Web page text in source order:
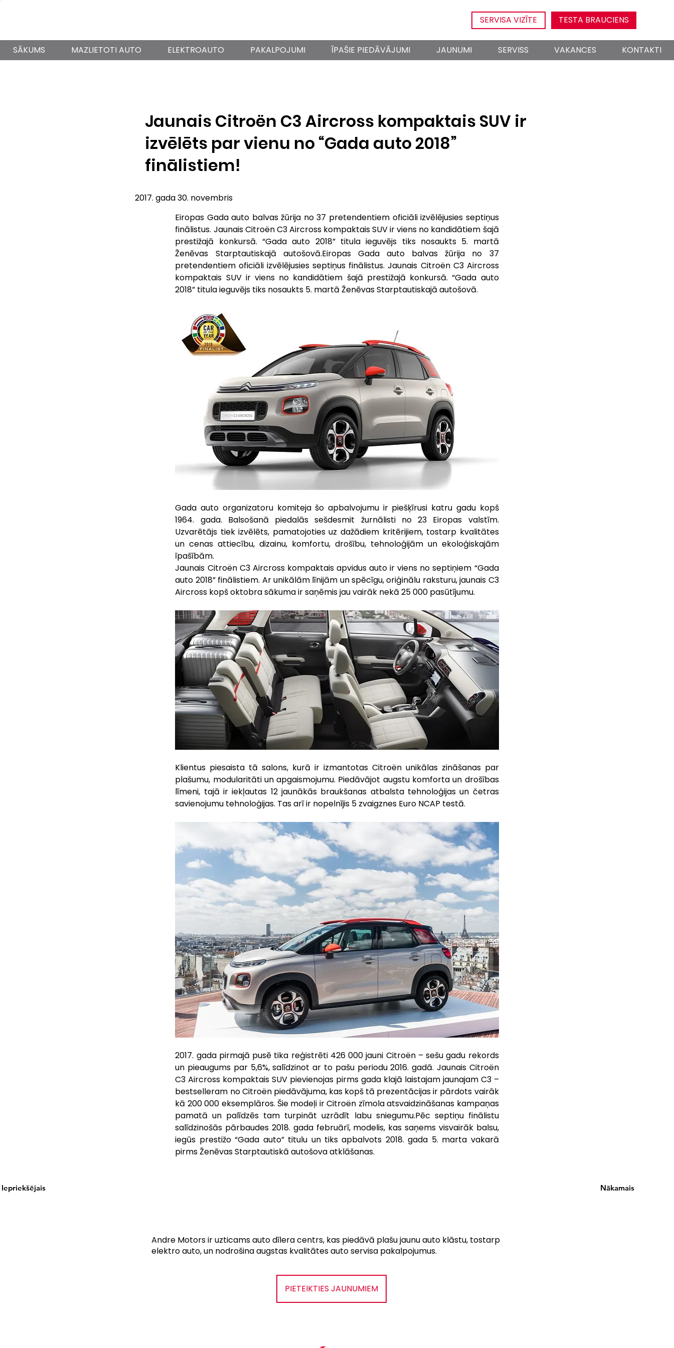
SERVISA VIZĪTE TESTA BRAUCIENS
SĀKUMS MAZLIETOTI AUTO ELEKTROAUTO PAKALPOJUMI ĪPAŠIE PIEDĀVĀJUMI JAUNUMI SERVISS VAKANCES KONTAKTI
Jaunais Citroën C3 Aircross kompaktais SUV ir
izvēlēts par vienu no “Gada auto 2018”
finālistiem!
2017. gada 30. novembris
Eiropas Gada auto balvas žūrija no 37 pretendentiem oficiāli izvēlējusies septiņus
finālistus. Jaunais Citroën C3 Aircross kompaktais SUV ir viens no kandidātiem šajā
prestižajā konkursā. “Gada auto 2018” titula ieguvējs tiks nosaukts 5. martā
Ženēvas Starptautiskajā autošovā.Eiropas Gada auto balvas žūrija no 37
pretendentiem oficiāli izvēlējusies septiņus finālistus. Jaunais Citroën C3 Aircross
kompaktais SUV ir viens no kandidātiem šajā prestižajā konkursā. “Gada auto
2018” titula ieguvējs tiks nosaukts 5. martā Ženēvas Starptautiskajā autošovā.
Gada auto organizatoru komiteja šo apbalvojumu ir piešķīrusi katru gadu kopš
1964. gada. Balsošanā piedalās sešdesmit žurnālisti no 23 Eiropas valstīm.
Uzvarētājs tiek izvēlēts, pamatojoties uz dažādiem kritērijiem, tostarp kvalitātes
un cenas attiecību, dizainu, komfortu, drošību, tehnoloģijām un ekoloģiskajām
īpašībām.
Jaunais Citroën C3 Aircross kompaktais apvidus auto ir viens no septiņiem “Gada
auto 2018” finālistiem. Ar unikālām līnijām un spēcīgu, oriģinālu raksturu, jaunais C3
Aircross kopš oktobra sākuma ir saņēmis jau vairāk nekā 25 000 pasūtījumu.
Klientus piesaista tā salons, kurā ir izmantotas Citroën unikālas zināšanas par
plašumu, modularitāti un apgaismojumu. Piedāvājot augstu komforta un drošības
līmeni, tajā ir iekļautas 12 jaunākās braukšanas atbalsta tehnoloģijas un četras
savienojumu tehnoloģijas. Tas arī ir nopelnījis 5 zvaigznes Euro NCAP testā.
2017. gada pirmajā pusē tika reģistrēti 426 000 jauni Citroën – sešu gadu rekords
un pieaugums par 5,6%, salīdzinot ar to pašu periodu 2016. gadā. Jaunais Citroën
C3 Aircross kompaktais SUV pievienojas pirms gada klajā laistajam jaunajam C3 –
bestselleram no Citroën piedāvājuma, kas kopš tā prezentācijas ir pārdots vairāk
kā 200 000 eksemplāros. Šie modeļi ir Citroën zīmola atsvaidzināšanas kampaņas
pamatā un palīdzēs tam turpināt uzrādīt labu sniegumu.Pēc septiņu finālistu
salīdzinošās pārbaudes 2018. gada februārī, modelis, kas saņems visvairāk balsu,
iegūs prestižo “Gada auto” titulu un tiks apbalvots 2018. gada 5. marta vakarā
pirms Ženēvas Starptautiskā autošova atklāšanas.
Iepriekšējais Nākamais
Andre Motors ir uzticams auto dīlera centrs, kas piedāvā plašu jaunu auto klāstu, tostarp
elektro auto, un nodrošina augstas kvalitātes auto servisa pakalpojumus.
PIETEIKTIES JAUNUMIEM